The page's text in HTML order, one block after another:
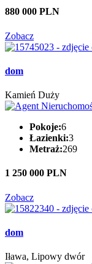
880 000 PLN
Zobacz
dom
Kamień Duży
Pokoje:6
Łazienki:3
Metraż:269
1 250 000 PLN
Zobacz
dom
Iława, Lipowy dwór